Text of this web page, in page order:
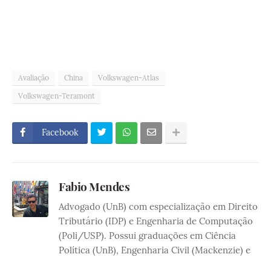
Avaliação China
Volkswagen-Atlas
Volkswagen-Teramont
Facebook
Fabio Mendes
Advogado (UnB) com especialização em Direito
Tributário (IDP) e Engenharia de Computação
(Poli/USP). Possui graduações em Ciência
Política (UnB), Engenharia Civil (Mackenzie) e